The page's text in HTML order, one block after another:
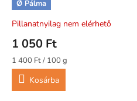
Ø Pálma
étcsokoládé hozzáadott
cukor nélkül 75 g
Pillanatnyilag nem elérhető
1 050 Ft
Egységár:
1 400 Ft / 100 g
Kosárba